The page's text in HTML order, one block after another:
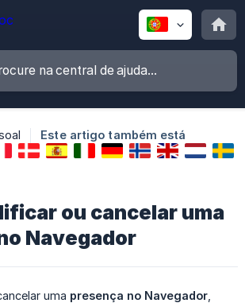
Este artigo também está
ou cancelar uma
Navegador
uma presença no Navegador